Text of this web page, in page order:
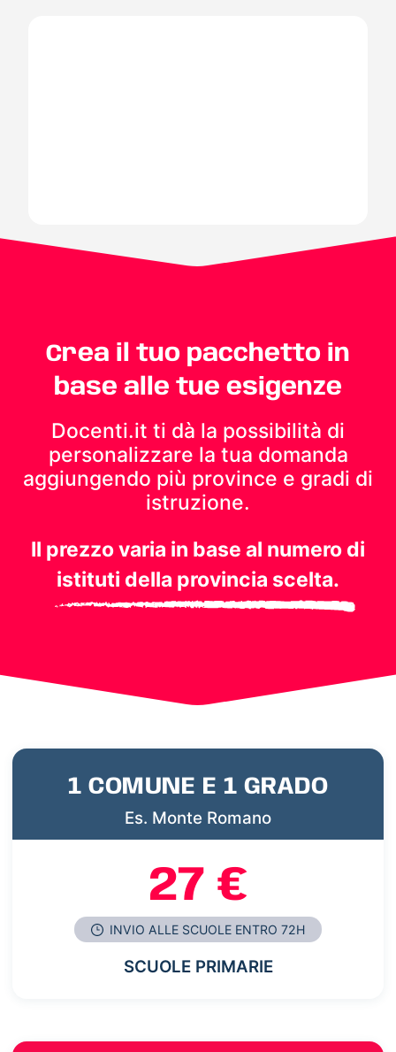
Crea il tuo pacchetto in
base alle tue esigenze
Docenti.it ti dà la possibilità di
personalizzare la tua domanda
aggiungendo più province e gradi di
istruzione.
Il prezzo varia in base al numero di
istituti della provincia scelta.
1 COMUNE E 1 GRADO
Es. Monte Romano
27 €
INVIO ALLE SCUOLE ENTRO 72H
SCUOLE PRIMARIE